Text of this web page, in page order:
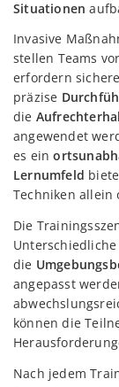
Situationen
Invasive
stellen Teams
erfordern sichere
präzise
die
angewendet
es ein
Lernumfeld
Techniken allein
Die
Unterschiedliche
die
angepasst
können die
Nach jedem